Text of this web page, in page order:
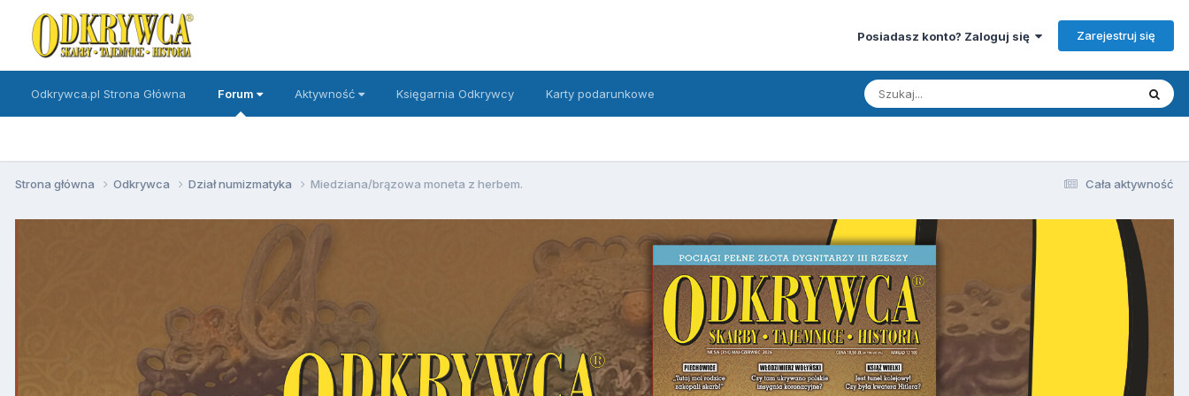
Posiadasz konto? Zaloguj się Zarejestruj się
Odkrywca.pl Strona Główna Forum Aktywność Księgarnia Odkrywcy Karty podarunkowe
Cała aktywność
Strona główna Odkrywca Dział numizmatyka Miedziana/brązowa moneta z herbem.